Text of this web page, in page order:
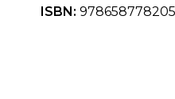
ISBN: